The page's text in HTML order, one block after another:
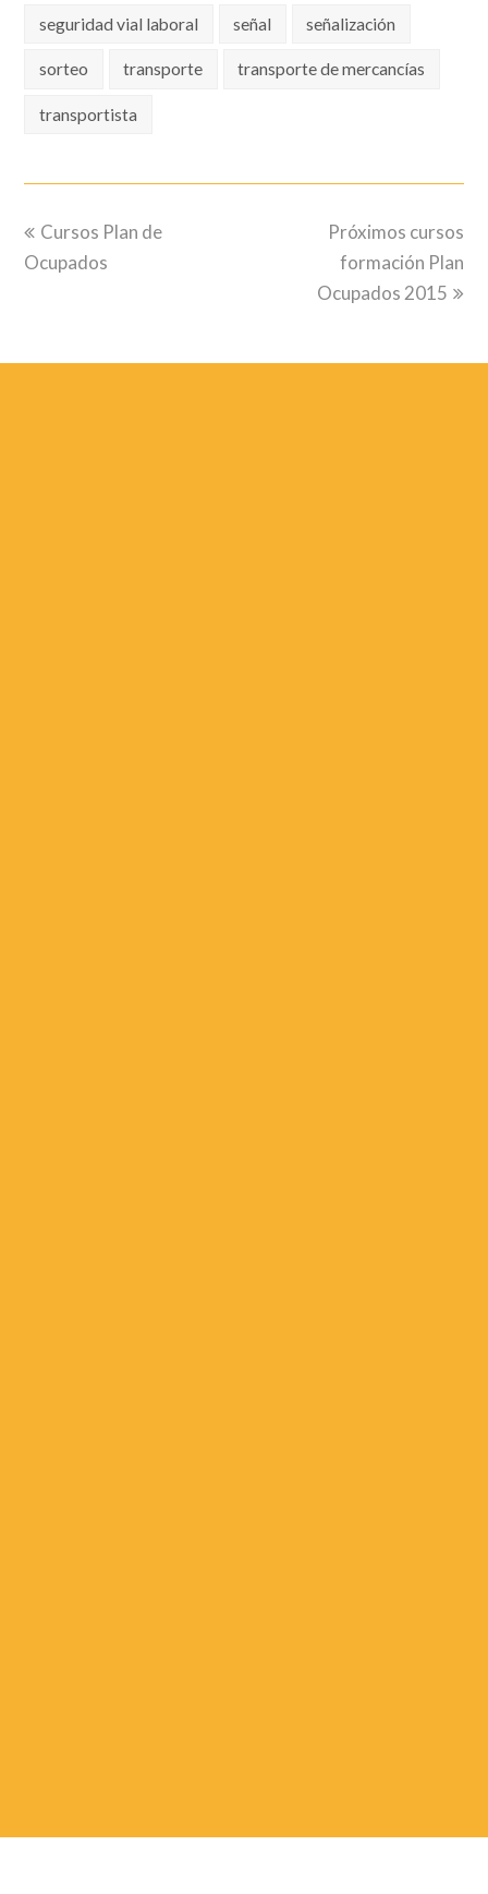
seguridad vial laboral señal señalización
sorteo transporte transporte de mercancías
transportista
previous
post:
Cursos Plan de
Ocupados
next
post:
Próximos cursos
formación Plan
Ocupados 2015